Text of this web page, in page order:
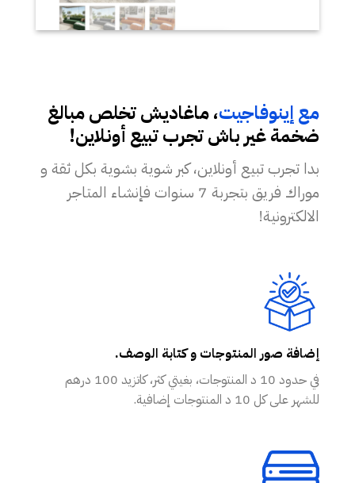
مع إينوفاجيت، ماغاديش تخلص مبالغ
ضخمة غير باش تجرب تبيع أونلاين!
بدا تجرب تبيع أونلاين، كبر شوية بشوية بكل ثقة و
موراك فريق بتجربة 7 سنوات فإنشاء المتاجر
الالكترونية!
إضافة صور المنتوجات و كتابة الوصف.
في حدود 10 د المنتوجات، بغيتي كثر، كاتزيد 100 درهم
للشهر على كل 10 د المنتوجات إضافية.